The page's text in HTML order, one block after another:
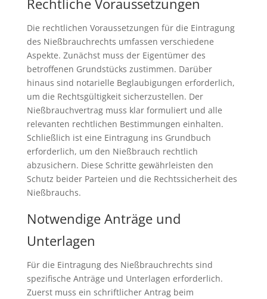
Rechtliche Voraussetzungen
Die rechtlichen Voraussetzungen für die Eintragung
des Nießbrauchrechts umfassen verschiedene
Aspekte. Zunächst muss der Eigentümer des
betroffenen Grundstücks zustimmen. Darüber
hinaus sind notarielle Beglaubigungen erforderlich,
um die Rechtsgültigkeit sicherzustellen. Der
Nießbrauchvertrag muss klar formuliert und alle
relevanten rechtlichen Bestimmungen einhalten.
Schließlich ist eine Eintragung ins Grundbuch
erforderlich, um den Nießbrauch rechtlich
abzusichern. Diese Schritte gewährleisten den
Schutz beider Parteien und die Rechtssicherheit des
Nießbrauchs.
Notwendige Anträge und
Unterlagen
Für die Eintragung des Nießbrauchrechts sind
spezifische Anträge und Unterlagen erforderlich.
Zuerst muss ein schriftlicher Antrag beim